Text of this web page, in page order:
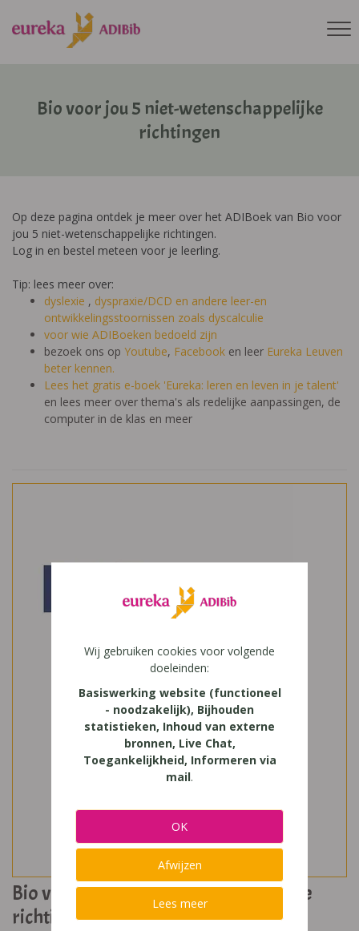
Bio voor jou 5 niet-wetenschappelijke
richtingen
Op deze pagina ontdek je meer over het ADIBoek van Bio voor
jou 5 niet-wetenschappelijke richtingen.
Log in en bestel meteen voor je leerling.
Tip: lees meer over:
dyslexie , dyspraxie/DCD en andere leer-en
ontwikkelingsstoornissen zoals dyscalculie
voor wie ADIBoeken bedoeld zijn
bezoek ons op Youtube, Facebook en leer Eureka Leuven
beter kennen.
Lees het gratis e-boek 'Eureka: leren en leven in je talent'
en lees meer over thema's als redelijke aanpassingen, de
computer in de klas en meer
Bio voor jou 5 niet-wetenschappelijke
richtingen
Wij gebruiken cookies voor volgende
doeleinden:
Basiswerking website (functioneel
- noodzakelijk), Bijhouden
statistieken, Inhoud van externe
bronnen, Live Chat,
Toegankelijkheid, Informeren via
mail.
OK
Afwijzen
Lees meer